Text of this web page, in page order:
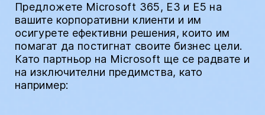
Предложете Microsoft 365, E3 и E5 на
вашите корпоративни клиенти и им
осигурете ефективни решения, които им
помагат да постигнат своите бизнес цели.
Като партньор на Microsoft ще се радвате и
на изключителни предимства, като
например: